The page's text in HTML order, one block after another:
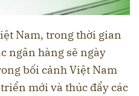
Nam, trong thời gian
ngân hàng sẽ ngày
bối cảnh Việt Nam
mới và thúc đẩy các